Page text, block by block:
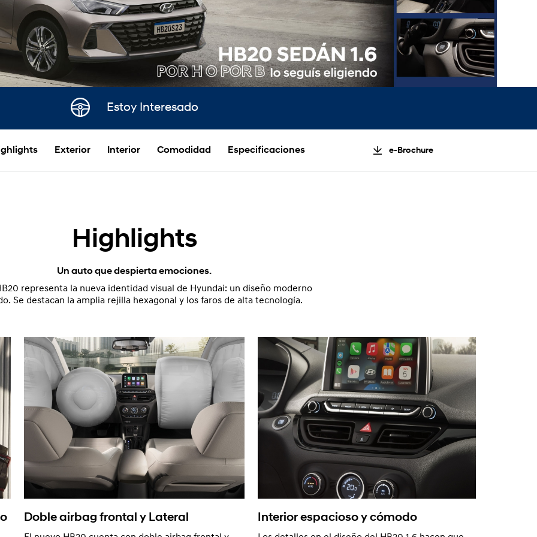
Estoy Interesado
Exterior Interior Comodidad Especificaciones e-Brochure
Highlights
Un auto que despierta emociones.
representa la nueva identidad visual de Hyundai: un diseño moderno
Se destacan la amplia rejilla hexagonal y los faros de alta tecnología.
Doble airbag frontal y Lateral Interior espacioso y cómodo